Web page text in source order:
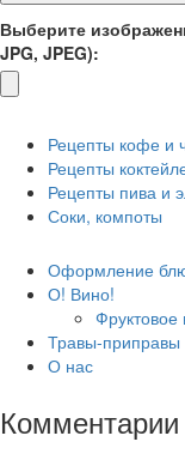
Выберите
JPG, JPEG):
Рецепты кофе и
Рецепты
Рецепты пива и
Соки, компоты
Оформление
О! Вино!
Фруктовое
Травы-приправы
О нас
Комментарии